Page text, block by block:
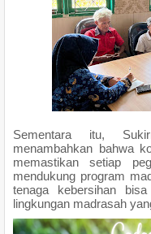
Sementara itu,
menambahkan bahwa
memastikan setiap
mendukung program
tenaga kebersihan
lingkungan madrasah